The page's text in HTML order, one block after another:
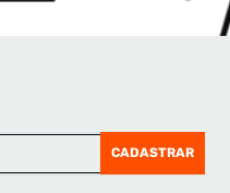
CADASTRAR